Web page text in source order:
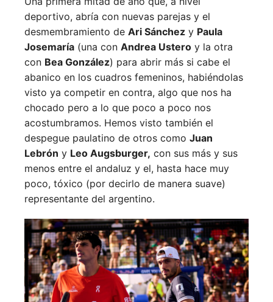
deportivo, abría con nuevas parejas y el
desmembramiento de Ari Sánchez y Paula
Josemaría (una con Andrea Ustero y la otra
con Bea González) para abrir más si cabe el
abanico en los cuadros femeninos, habiéndolas
visto ya competir en contra, algo que nos ha
chocado pero a lo que poco a poco nos
acostumbramos. Hemos visto también el
despegue paulatino de otros como Juan
Lebrón y Leo Augsburger, con sus más y sus
menos entre el andaluz y el, hasta hace muy
poco, tóxico (por decirlo de manera suave)
representante del argentino.